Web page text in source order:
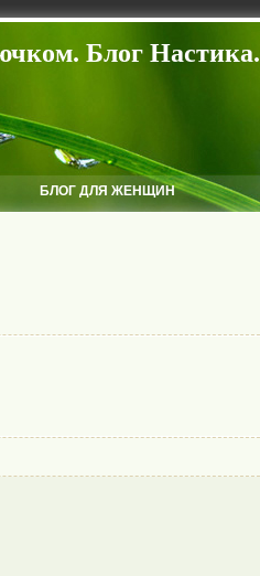
Блог Настика.
БЛОГ ДЛЯ ЖЕНЩИН